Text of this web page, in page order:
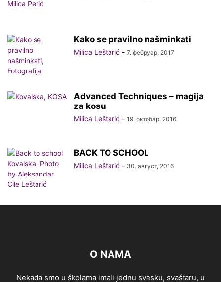
Kako se pravilno našminkati
Milica Leštarić - 7. фебруар, 2017
Advanced Techniques – magija
za kosu
Milica Leštarić - 19. октобар, 2016
BACK TO SCHOOL
Milica Leštarić - 30. август, 2016
O NAMA
Nekada smo u školama imali jednu svesku, svaštaru, u